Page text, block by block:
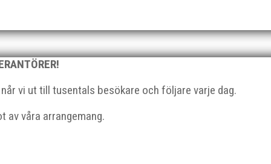
vi ut till tusentals besökare och följare varje dag.
av våra arrangemang.
några motiga år när inte så mycket hänt...
till MAI och Kalvinknatet – Lasses skötebarn i alla år.